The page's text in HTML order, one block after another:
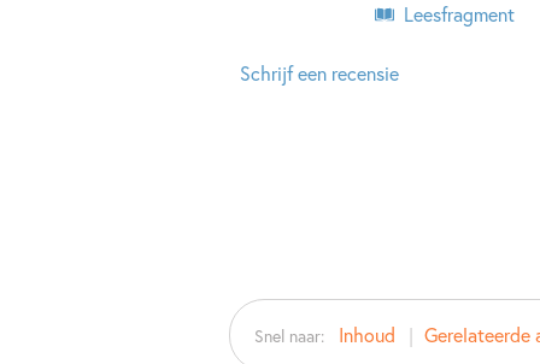
Leesfragment
Schrijf een recensie
Snel naar: Inhoud Gerelateerde